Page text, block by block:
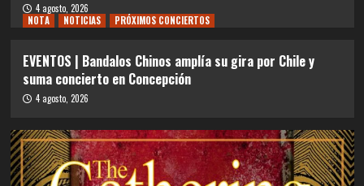
4 agosto, 2026
NOTA
NOTICIAS PRÓXIMOS CONCIERTOS
EVENTOS | Bandalos Chinos amplía su gira por Chile y
suma concierto en Concepción
4 agosto, 2026